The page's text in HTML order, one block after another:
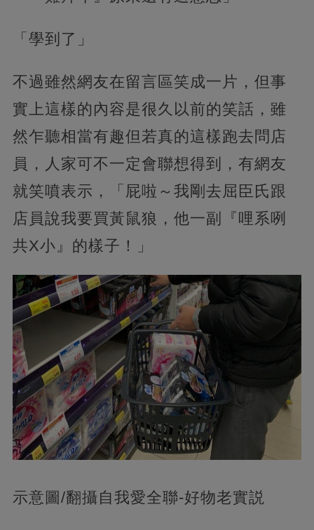
「學到了」
不過雖然網友在留言區笑成一片，但事
實上這樣的內容是很久以前的笑話，雖
然乍聽相當有趣但若真的這樣跑去問店
員，人家可不一定會聯想得到，有網友
就笑噴表示，「屁啦～我剛去屈臣氏跟
店員說我要買黃鼠狼，他一副『哩系咧
共X小』的樣子！」
示意圖/翻攝自我愛全聯-好物老實説